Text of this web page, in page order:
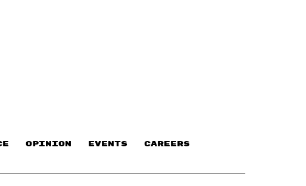
OPINION EVENTS CAREERS